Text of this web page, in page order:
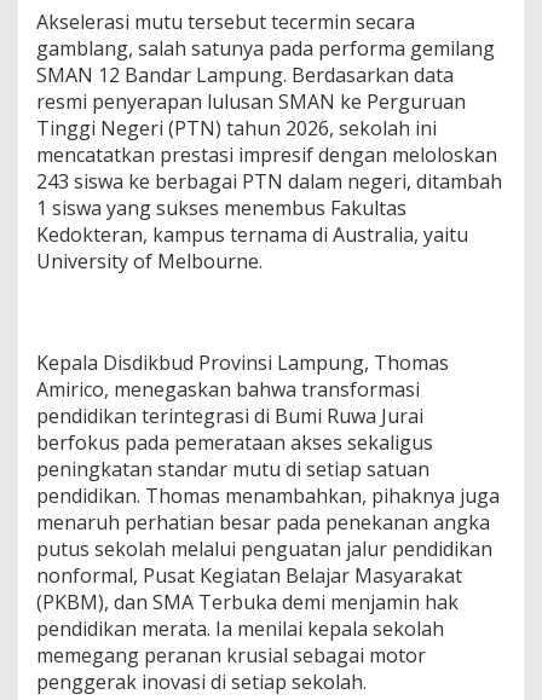
a
m
p
u
n
g
o
l
o
s
a
3
S
s
w
a
k
P
T
N
d
a
1
U
Akselerasi mutu tersebut tecermin secara
gamblang, salah satunya pada performa gemilang
SMAN 12 Bandar Lampung. Berdasarkan data
resmi penyerapan lulusan SMAN ke Perguruan
Tinggi Negeri (PTN) tahun 2026, sekolah ini
mencatatkan prestasi impresif dengan meloloskan
243 siswa ke berbagai PTN dalam negeri, ditambah
1 siswa yang sukses menembus Fakultas
Kedokteran, kampus ternama di Australia, yaitu
University of Melbourne.
Kepala Disdikbud Provinsi Lampung, Thomas
Amirico, menegaskan bahwa transformasi
pendidikan terintegrasi di Bumi Ruwa Jurai
berfokus pada pemerataan akses sekaligus
peningkatan standar mutu di setiap satuan
pendidikan. Thomas menambahkan, pihaknya juga
menaruh perhatian besar pada penekanan angka
putus sekolah melalui penguatan jalur pendidikan
nonformal, Pusat Kegiatan Belajar Masyarakat
(PKBM), dan SMA Terbuka demi menjamin hak
pendidikan merata. Ia menilai kepala sekolah
memegang peranan krusial sebagai motor
penggerak inovasi di setiap sekolah.